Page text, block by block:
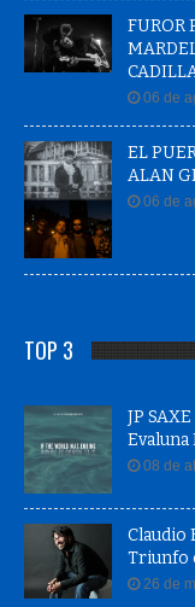
FUROR
06 de
EL
ALAN
06 de
TOP 3
JP
08 de
Claudio
Triunfo
26 de